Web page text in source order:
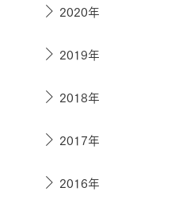
2020年
2019年
2018年
2017年
2016年